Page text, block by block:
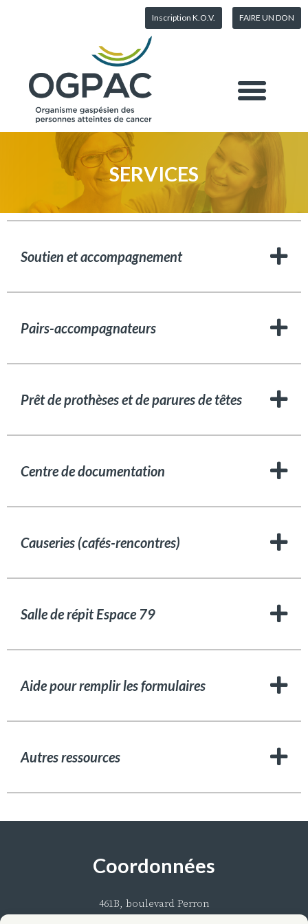
Inscription K.O.V. FAIRE UN DON
SERVICES
Soutien et accompagnement
Pairs-accompagnateurs
Prêt de prothèses et de parures de têtes
Centre de documentation
Causeries (cafés-rencontres)
Salle de répit Espace 79
Aide pour remplir les formulaires
Autres ressources
Coordonnées
461B, boulevard Perron